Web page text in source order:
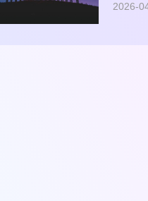
与博
2026-